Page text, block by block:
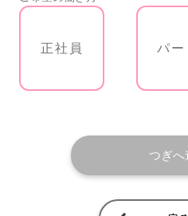
正社員 パー
つぎへ